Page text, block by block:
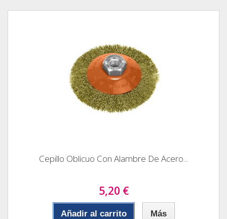
Cepillo Oblicuo Con Alambre De Acero...
5,20 €
Añadir al carrito Más